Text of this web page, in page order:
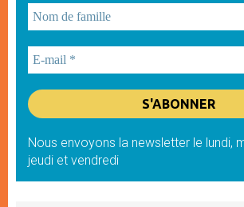
Nous envoyons la newsletter le lundi,
jeudi et vendredi